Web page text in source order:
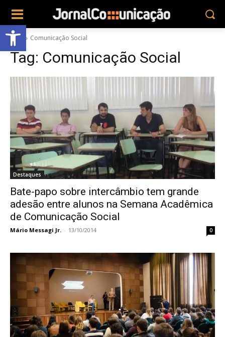
Abrir a barra de ferramentas
Tags Comunicação Social
Tag: Comunicação Social
Destaques
Bate-papo sobre intercâmbio tem grande
adesão entre alunos na Semana Acadêmica
de Comunicação Social
Mário Messagi Jr. - 13/10/2014 0